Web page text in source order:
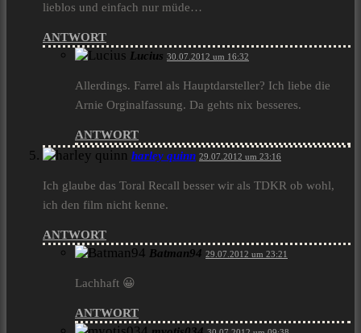
lieblos und einfach nur müde…
ANTWORT
Lucius 30.07.2012 um 16:32
Allerdings. Farrel als Hauptdarsteller? Ich liebe die
Arnie Orginalfassung. Da gehts nix besseres.
ANTWORT
harley quinn 29.07.2012 um 23:16
Ich glaube das Toral Recall besser wir als TDKR ob wohl,
ich den film nicht kenne.
ANTWORT
Batman94 29.07.2012 um 23:21
Lachhaft 😀
ANTWORT